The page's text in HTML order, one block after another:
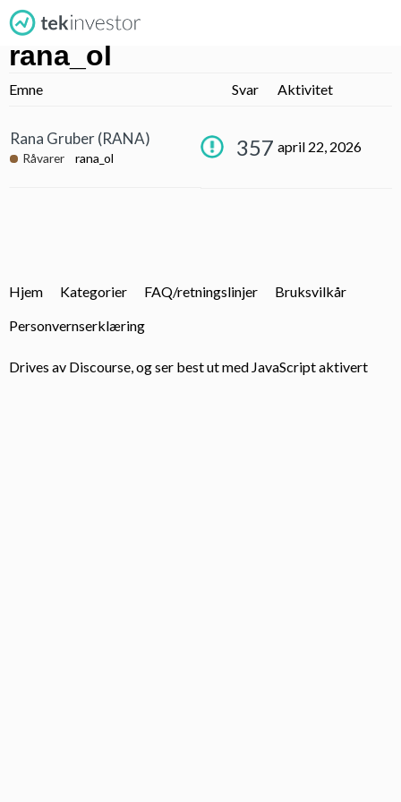
rana_ol
Emne Svar Aktivitet
Rana Gruber (RANA)
Råvarer rana_ol 357 april 22, 2026
Hjem Kategorier FAQ/retningslinjer
Bruksvilkår
Personvernserklæring
Drives av Discourse, og ser best ut med JavaScript aktivert